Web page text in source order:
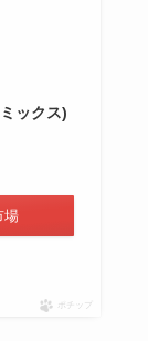
ックス)
場
ポチップ